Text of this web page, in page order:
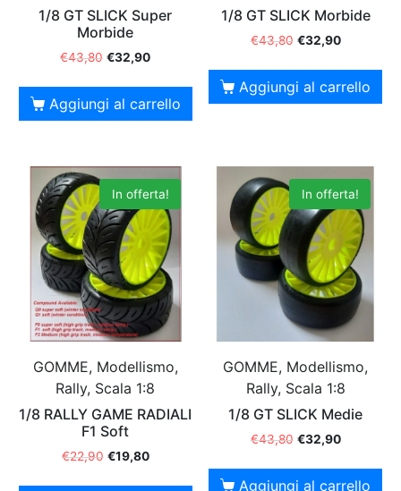
1/8 GT SLICK Super
Morbide
€43,80 €32,90
Aggiungi al carrello
1/8 GT SLICK Morbide
€43,80 €32,90
Aggiungi al carrello
In offerta!
GOMME, Modellismo,
Rally, Scala 1:8
1/8 RALLY GAME RADIALI
F1 Soft
€22,90 €19,80
In offerta!
GOMME, Modellismo,
Rally, Scala 1:8
1/8 GT SLICK Medie
€43,80 €32,90
Aggiungi al carrello